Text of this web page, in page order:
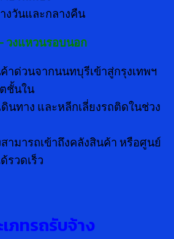
งวันและกลางคืน
วงแหวนรอบนอก
าด่วนจากนนทบุรีเข้าสู่กรุงเทพฯ
ชั้นใน
ดินทาง และหลีกเลี่ยงรถติดในช่วง
ามารถเข้าถึงคลังสินค้า หรือศูนย์
รวดเร็ว
เภทรถรับจ้าง